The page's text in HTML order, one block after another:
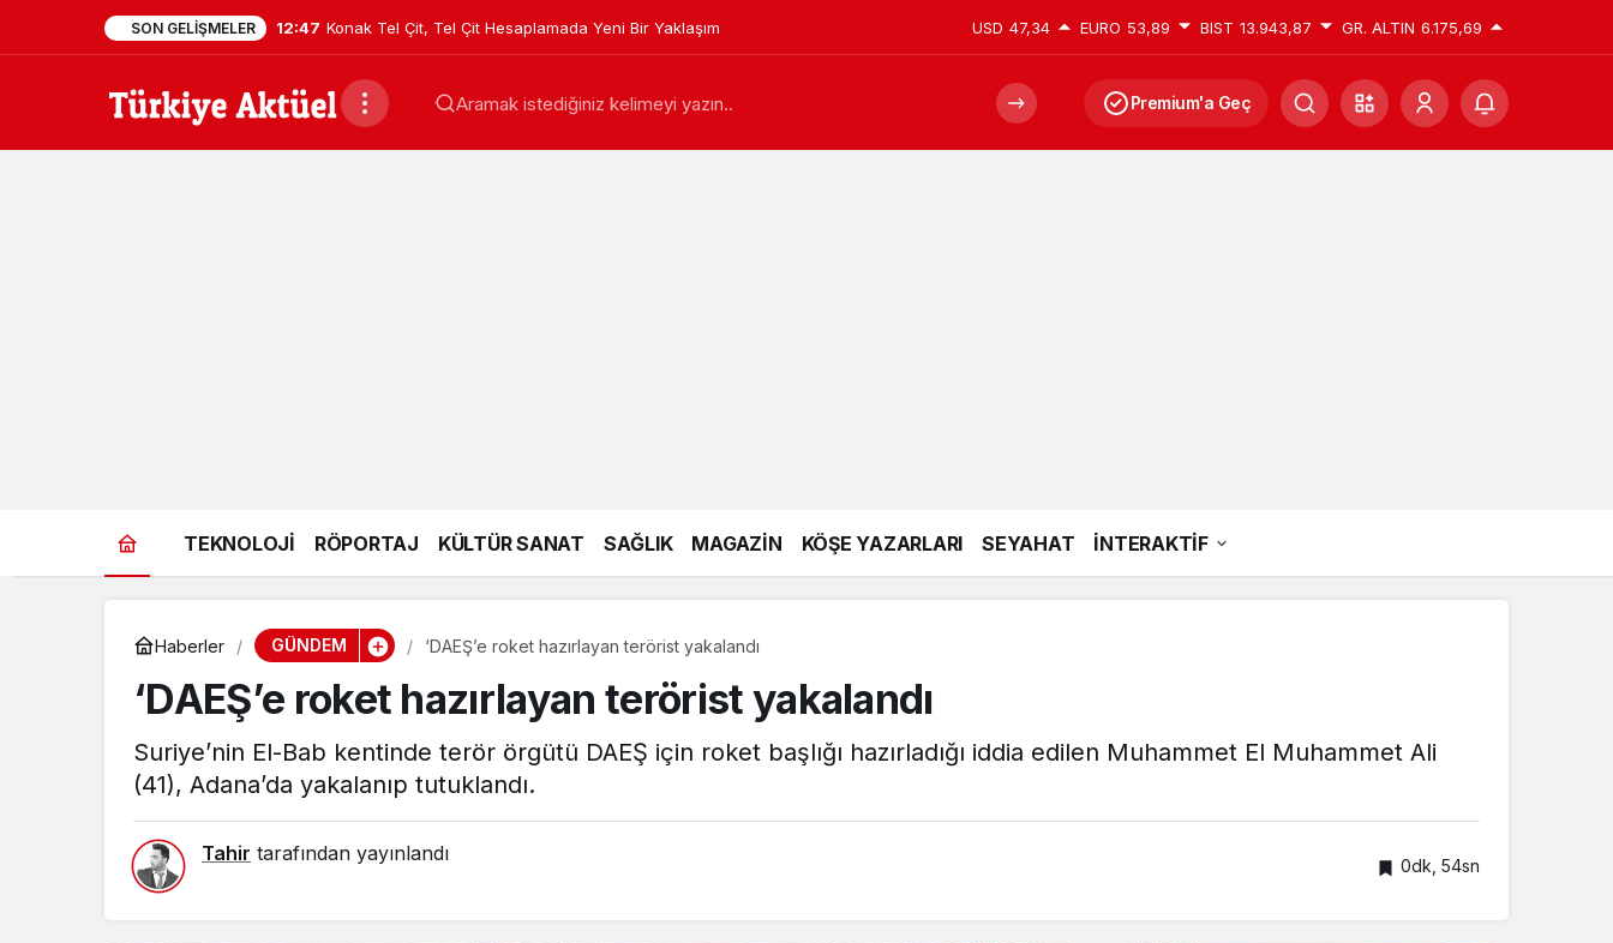
SON GELIŞMELER 12:47 Konak Tel Çit, Tel Çit Hesaplamada Yeni Bir Yaklaşım USD 47,34 EURO 53,89 BIST 13.943,87 GR. ALTIN 6.175,69
Premium'a Geç
TEKNOLOJİ RÖPORTAJ KÜLTÜR SANAT SAĞLIK MAGAZİN KÖŞE YAZARLARI SEYAHAT İNTERAKTİF
Haberler GÜNDEM ‘DAEŞ’e roket hazırlayan terörist yakalandı
‘DAEŞ’e roket hazırlayan terörist yakalandı
Suriye’nin El-Bab kentinde terör örgütü DAEŞ için roket başlığı hazırladığı iddia edilen Muhammet El Muhammet Ali
(41), Adana’da yakalanıp tutuklandı.
Tahir tarafından yayınlandı
0dk, 54sn